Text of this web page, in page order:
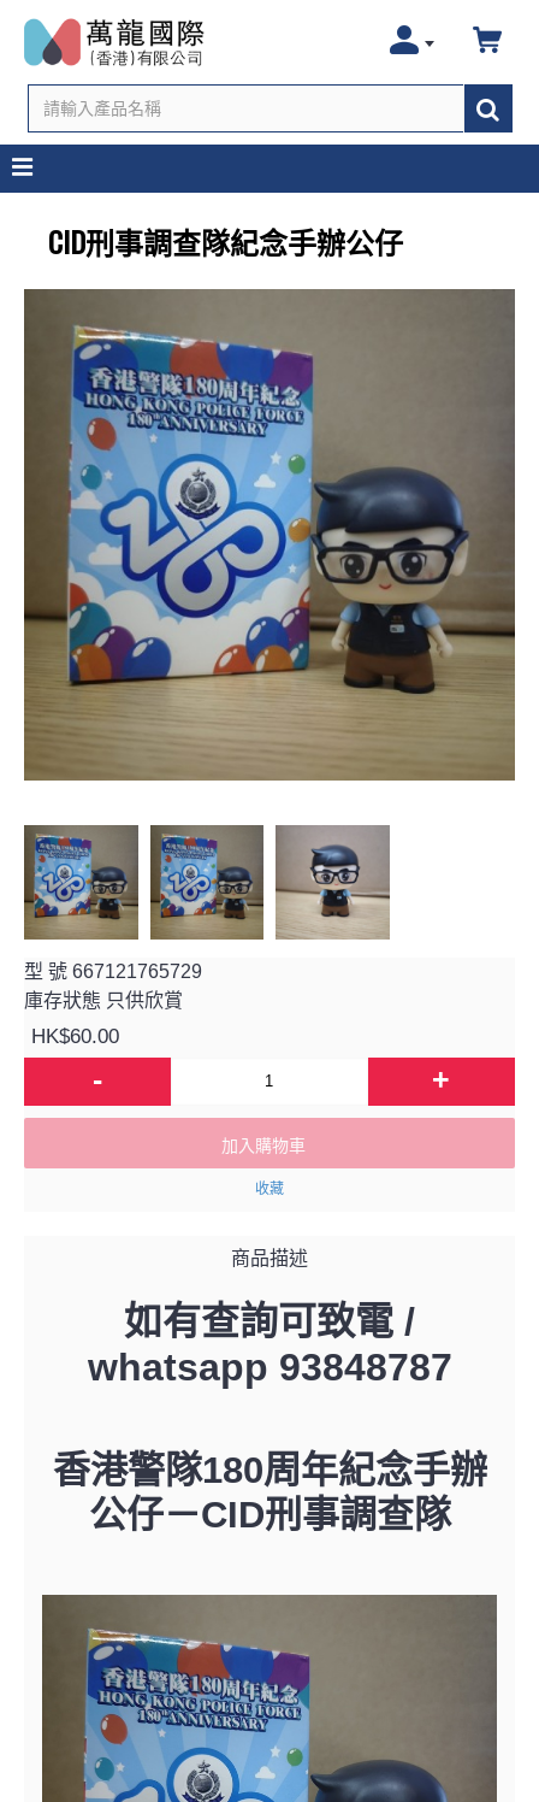
CID刑事調查隊紀念手辦公仔
型 號 667121765729
庫存狀態 只供欣賞
HK$60.00
- +
加入購物車
收藏
商品描述
如有查詢可致電 /
whatsapp 93848787
香港警隊180周年紀念手辦
公仔－CID刑事調查隊